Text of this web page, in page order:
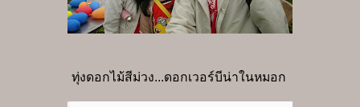
ทุ่งดอกไม้สีม่วง...ดอกเวอร์บีน่าในหมอก